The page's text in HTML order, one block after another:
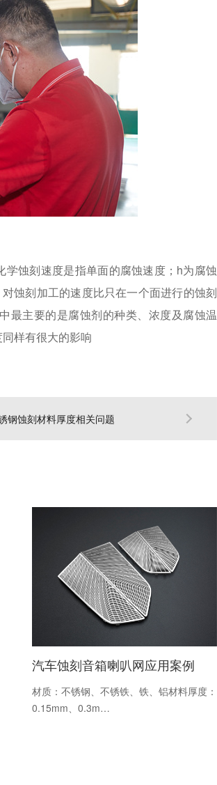
蚀刻速度是指单面的腐蚀速度；h为腐蚀
蚀刻加工的速度比只在一个面进行的蚀刻
最主要的是腐蚀剂的种类、浓度及腐蚀温
样有很大的影响
钢蚀刻材料厚度相关问题
汽车蚀刻音箱喇叭网应用案例
材质：不锈钢、不锈铁、铁、铝材料厚度：
0.15mm、0.3m…